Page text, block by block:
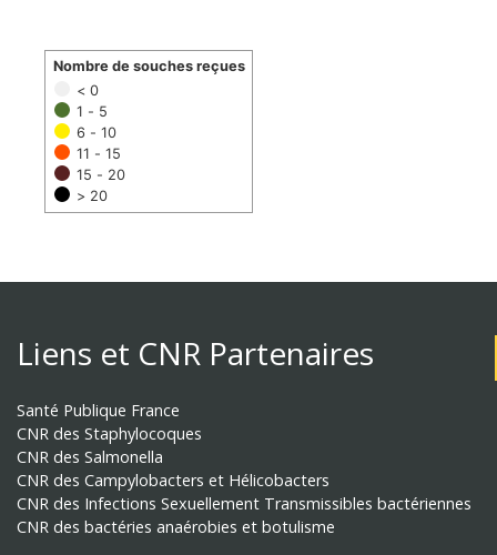
< 0
1 - 5
6 - 10
11 - 15
15 - 20
> 20
Nombre de souches reçues
Liens et CNR Partenaires
Santé Publique France
CNR des Staphylocoques
CNR des Salmonella
CNR des Campylobacters et Hélicobacters
CNR des Infections Sexuellement Transmissibles bactériennes
CNR des bactéries anaérobies et botulisme